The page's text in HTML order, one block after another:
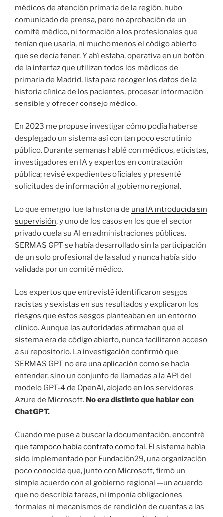
médicos de atención primaria de la región, hubo
comunicado de prensa, pero no aprobación de un
comité médico, ni formación a los profesionales que
tenían que usarla, ni mucho menos el código abierto
que se decía tener. Y ahí estaba, operativa en un botón
de la interfaz que utilizan todos los médicos de
primaria de Madrid, lista para recoger los datos de la
historia clínica de los pacientes, procesar información
sensible y ofrecer consejo médico.
En 2023 me propuse investigar cómo podía haberse
desplegado un sistema así con tan poco escrutinio
público. Durante semanas hablé con médicos, eticistas,
investigadores en IA y expertos en contratación
pública; revisé expedientes oficiales y presenté
solicitudes de información al gobierno regional.
Lo que emergió fue la historia de una IA introducida sin
supervisión, y uno de los casos en los que el sector
privado cuela su AI en administraciones públicas.
SERMAS GPT se había desarrollado sin la participación
de un solo profesional de la salud y nunca había sido
validada por un comité médico.
Los expertos que entrevisté identificaron sesgos
racistas y sexistas en sus resultados y explicaron los
riesgos que estos sesgos planteaban en un entorno
clínico. Aunque las autoridades afirmaban que el
sistema era de código abierto, nunca facilitaron acceso
a su repositorio. La investigación confirmó que
SERMAS GPT no era una aplicación como se hacía
entender, sino un conjunto de llamadas a la API del
modelo GPT-4 de OpenAI, alojado en los servidores
Azure de Microsoft. No era distinto que hablar con
ChatGPT.
Cuando me puse a buscar la documentación, encontré
que tampoco había contrato como tal. El sistema había
sido implementado por Fundación29, una organización
poco conocida que, junto con Microsoft, firmó un
simple acuerdo con el gobierno regional —un acuerdo
que no describía tareas, ni imponía obligaciones
formales ni mecanismos de rendición de cuentas a las